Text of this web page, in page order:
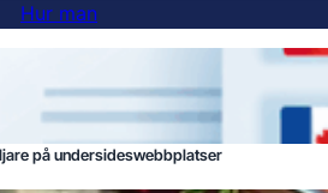
Hur man
på undersideswebbplatser